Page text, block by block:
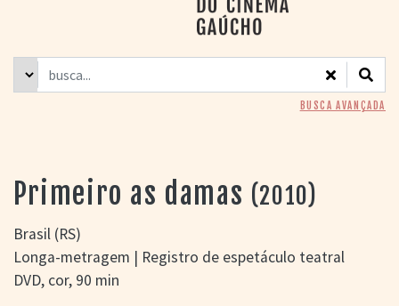
CARTAZ
> GRADE SEMANAL
> PREÇOS E
PORTAL DO
CINEMA GAÚCHO
> BUSCA AVANÇADA
> LISTA DE FILMES
> FILMOGRAFIAS DE
BUSCA AVANÇADA
Primeiro as damas (2010)
Brasil (RS)
Longa-metragem | Registro de espetáculo teatral
DVD, cor, 90 min